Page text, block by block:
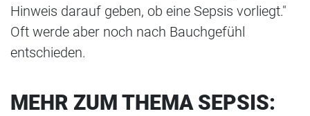
Hinweis darauf geben, ob eine Sepsis vorliegt."
Oft werde aber noch nach Bauchgefühl
entschieden.
MEHR ZUM THEMA SEPSIS: